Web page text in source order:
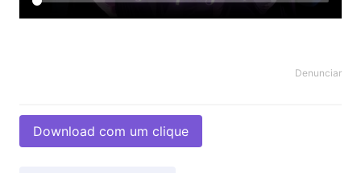
Denunciar
Download com um clique